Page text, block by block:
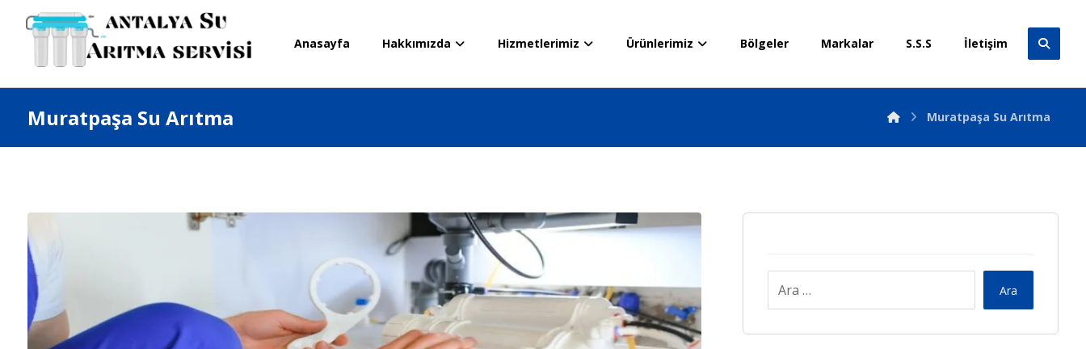
Anasayfa Hakkımızda Hizmetlerimiz Ürünlerimiz Bölgeler Markalar S.S.S İletişim
Muratpaşa Su Arıtma Muratpaşa Su Arıtma
Ara